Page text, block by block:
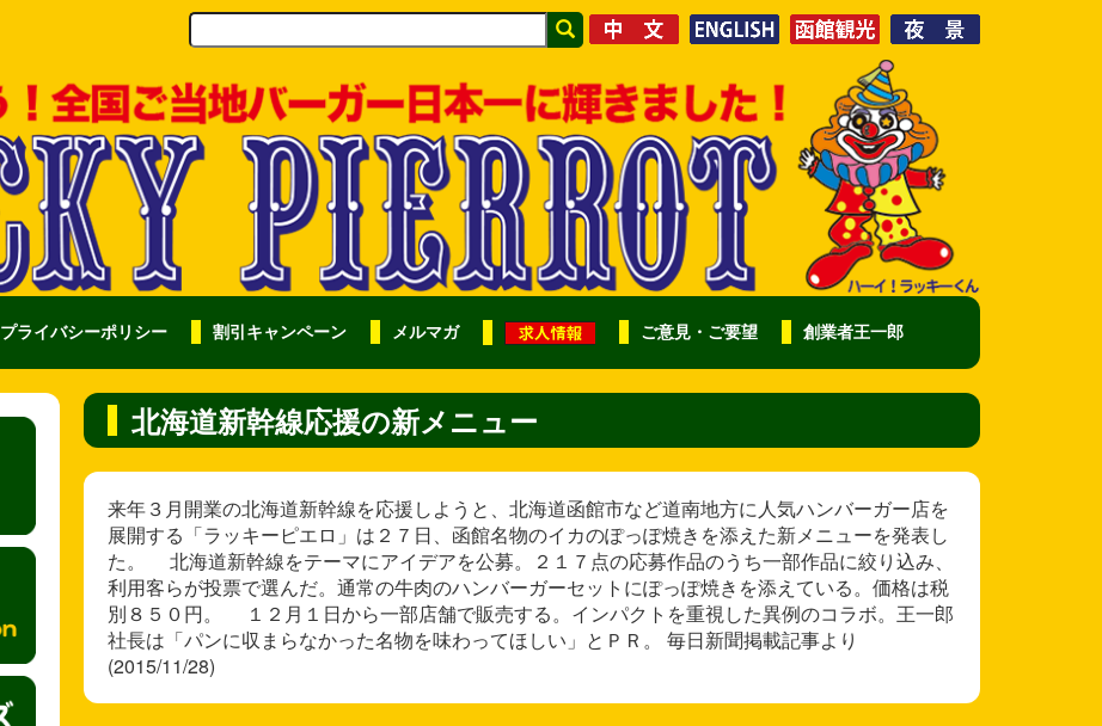
プライバシーポリシー 割引キャンペーン メルマガ ご意見・ご要望 創業者王一郎
北海道新幹線応援の新メニュー
来年３月開業の北海道新幹線を応援しようと、北海道函館市など道南地方に人気ハンバーガー店を
展開する「ラッキーピエロ」は２７日、函館名物のイカのぽっぽ焼きを添えた新メニューを発表し
た。 北海道新幹線をテーマにアイデアを公募。２１７点の応募作品のうち一部作品に絞り込み、
利用客らが投票で選んだ。通常の牛肉のハンバーガーセットにぽっぽ焼きを添えている。価格は税
別８５０円。 １２月１日から一部店舗で販売する。インパクトを重視した異例のコラボ。王一郎
社長は「パンに収まらなかった名物を味わってほしい」とＰＲ。 毎日新聞掲載記事より
(2015/11/28)